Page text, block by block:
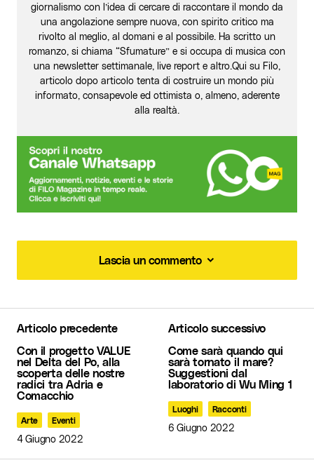
giornalismo con l’idea di cercare di raccontare il mondo da
una angolazione sempre nuova, con spirito critico ma
rivolto al meglio, al domani e al possibile. Ha scritto un
romanzo, si chiama “Sfumature” e si occupa di musica con
una newsletter settimanale, live report e altro.Qui su Filo,
articolo dopo articolo tenta di costruire un mondo più
informato, consapevole ed ottimista o, almeno, aderente
alla realtà.
Lascia un commento
Il tuo indirizzo email non sarà pubblicato.
campi obbligatori sono contrassegnati*
Commento*
Articolo precedente
Con il progetto VALUE
nel Delta del Po, alla
scoperta delle nostre
radici tra Adria e
Comacchio
Arte Eventi
4 Giugno 2022
Articolo successivo
Come sarà quando qui
sarà tornato il mare?
Suggestioni dal
laboratorio di Wu Ming 1
Luoghi Racconti
6 Giugno 2022